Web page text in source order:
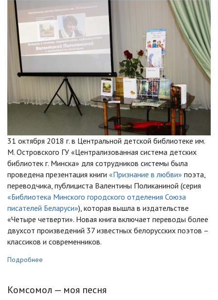
31 октября 2018 г. в Центральной детской библиотеке им.
М. Островского ГУ «Централизованная система детских
библиотек г. Минска» для сотрудников системы была
проведена презентация книги «Признание в любви» поэта,
переводчика, публициста Валентины Поликаниной (серия
«Библиотека Минского городского отделения Союза
писателей Беларуси»), которая вышла в издательстве
«Четыре четверти». Новая книга включает переводы более
двухсот произведений 37 известных белорусских поэтов –
классиков и современников.
Подробнее
Комсомол — моя песня